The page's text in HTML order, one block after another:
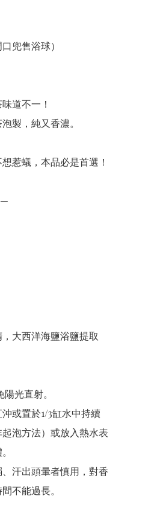
兜售浴球）
道不一！
製，純又香濃。
惹蟻，本品必是首選！
大西洋海鹽浴鹽提取
光直射。
或置於1/3缸水中持續
泡方法）或放入熱水表
汗出頭暈者慎用，對香
不能過長。